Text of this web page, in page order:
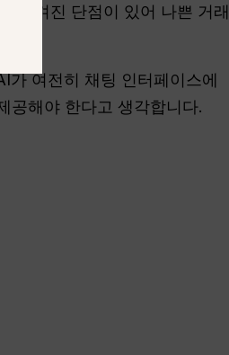
숨겨진 단점이 있어 나쁜 거래
가 여전히 채팅 인터페이스에
공해야 한다고 생각합니다.